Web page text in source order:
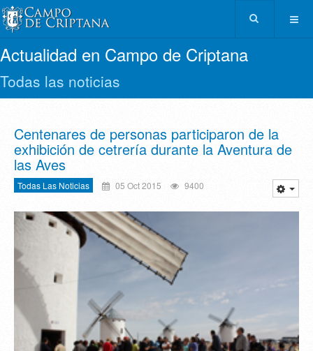
Actualidad en Campo de Criptana
Todas las noticias
Centenares de personas participaron de la
exhibición de cetrería durante la Aventura de
las Aves
Todas Las Noticias 05 Oct 2015 9400